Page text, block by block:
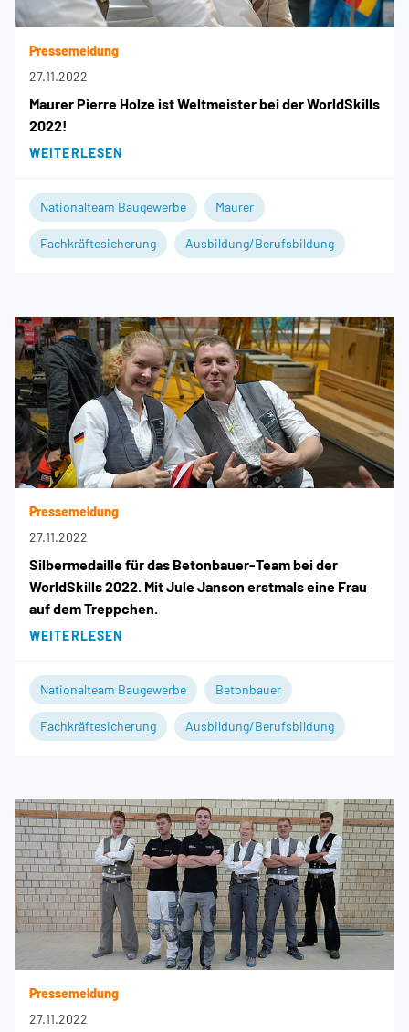
Pressemeldung
27.11.2022
Maurer Pierre Holze ist Weltmeister bei der WorldSkills
2022!
WEITERLESEN
Nationalteam Baugewerbe Maurer
Fachkräftesicherung Ausbildung/Berufsbildung
Pressemeldung
27.11.2022
Silbermedaille für das Betonbauer-Team bei der
WorldSkills 2022. Mit Jule Janson erstmals eine Frau
auf dem Treppchen.
WEITERLESEN
Nationalteam Baugewerbe Betonbauer
Fachkräftesicherung Ausbildung/Berufsbildung
Pressemeldung
27.11.2022